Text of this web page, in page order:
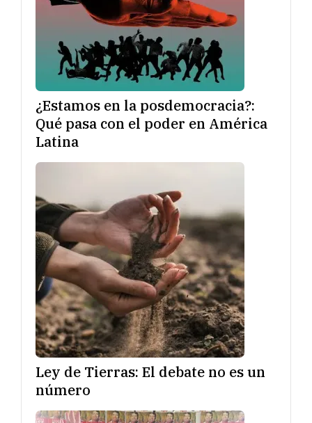
¿Estamos en la posdemocracia?:
Qué pasa con el poder en América
Latina
Ley de Tierras: El debate no es un
número